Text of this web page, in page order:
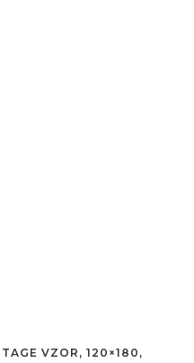
VZOR, 120×180,